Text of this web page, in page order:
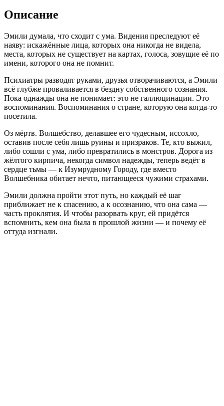
Описание
Эмили думала, что сходит с ума. Видения преследуют её
наяву: искажённые лица, которых она никогда не видела,
места, которых не существует на картах, голоса, зовущие её по
имени, которого она не помнит.
Психиатры разводят руками, друзья отворачиваются, а Эмили
всё глубже проваливается в бездну собственного сознания.
Пока однажды она не понимает: это не галлюцинации. Это
воспоминания. Воспоминания о стране, которую она когда-то
посетила.
Оз мёртв. Волшебство, делавшее его чудесным, иссохло,
оставив после себя лишь руины и призраков. Те, кто выжил,
либо сошли с ума, либо превратились в монстров. Дорога из
жёлтого кирпича, некогда символ надежды, теперь ведёт в
сердце тьмы — к Изумрудному Городу, где вместо
Волшебника обитает нечто, питающееся чужими страхами.
Эмили должна пройти этот путь, но каждый её шаг
приближает не к спасению, а к осознанию, что она сама —
часть проклятия. И чтобы разорвать круг, ей придётся
вспомнить, кем она была в прошлой жизни — и почему её
оттуда изгнали.